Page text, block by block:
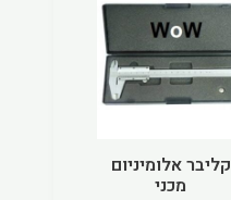
קליבר אלומיניום
מכני